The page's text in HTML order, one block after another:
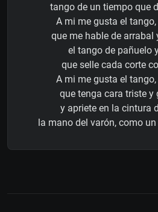
tango de un tiempo que
A mi me gusta el
que me hable de arrabal
el tango de pañuelo
que selle cada corte
A mi me gusta el
que tenga cara triste y
y apriete en la cintura
la mano del varón, como